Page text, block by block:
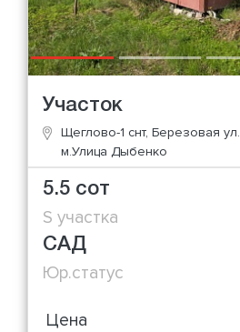
Участок
Щеглово-1 снт, Березовая ул.
м.Улица Дыбенко
5.5 сот
S участка
САД
Юр.статус
Цена